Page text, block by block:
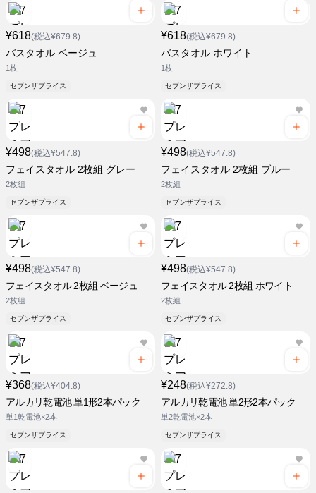
¥618(税込¥679.8)
バスタオル ベージュ
1枚
セブンザプライス
¥618(税込¥679.8)
バスタオル ホワイト
1枚
セブンザプライス
¥498(税込¥547.8)
フェイスタオル 2枚組 グレー
2枚組
セブンザプライス
¥498(税込¥547.8)
フェイスタオル 2枚組 ブルー
2枚組
セブンザプライス
¥498(税込¥547.8)
フェイスタオル 2枚組 ベージュ
2枚組
セブンザプライス
¥498(税込¥547.8)
フェイスタオル 2枚組 ホワイト
2枚組
セブンザプライス
¥368(税込¥404.8)
アルカリ乾電池 単1形2本パック
単1乾電池×2本
セブンザプライス
¥248(税込¥272.8)
アルカリ乾電池 単2形2本パック
単2乾電池×2本
セブンザプライス